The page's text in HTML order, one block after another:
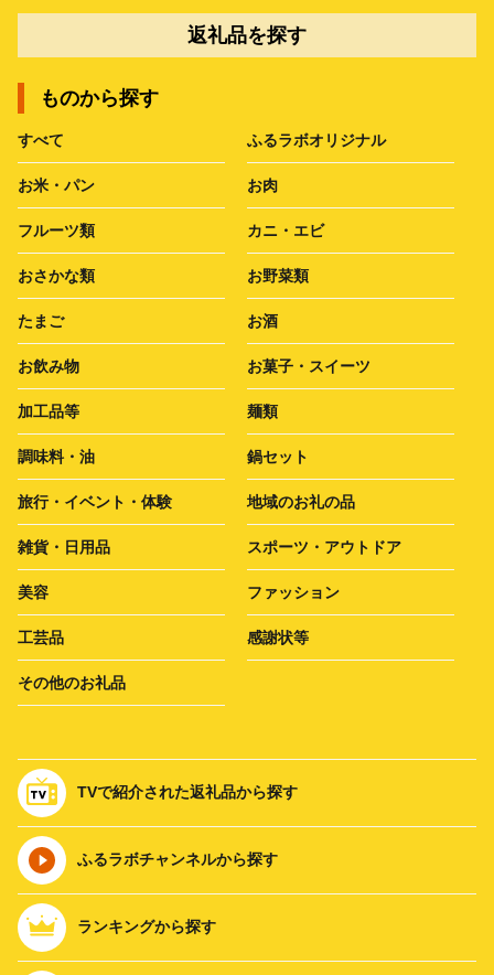
返礼品を探す
ものから探す
すべて ふるラボオリジナル
お米・パン お肉
フルーツ類 カニ・エビ
おさかな類 お野菜類
たまご お酒
お飲み物 お菓子・スイーツ
加工品等 麺類
調味料・油 鍋セット
旅行・イベント・体験 地域のお礼の品
雑貨・日用品 スポーツ・アウトドア
美容 ファッション
工芸品 感謝状等
その他のお礼品
TVで紹介された返礼品から探す
ふるラボチャンネルから探す
ランキングから探す